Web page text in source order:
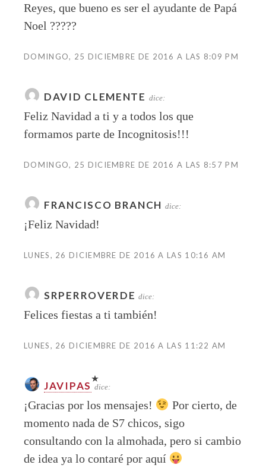
Reyes, que bueno es ser el ayudante de Papá
Noel ?????
DOMINGO, 25 DICIEMBRE DE 2016 A LAS 8:09 PM
DAVID CLEMENTE dice:
Feliz Navidad a ti y a todos los que
formamos parte de Incognitosis!!!
DOMINGO, 25 DICIEMBRE DE 2016 A LAS 8:57 PM
FRANCISCO BRANCH dice:
¡Feliz Navidad!
LUNES, 26 DICIEMBRE DE 2016 A LAS 10:16 AM
SRPERROVERDE dice:
Felices fiestas a ti también!
LUNES, 26 DICIEMBRE DE 2016 A LAS 11:22 AM
JAVIPAS dice:
¡Gracias por los mensajes!
Por cierto, de
momento nada de S7 chicos, sigo
consultando con la almohada, pero si cambio
de idea ya lo contaré por aquí